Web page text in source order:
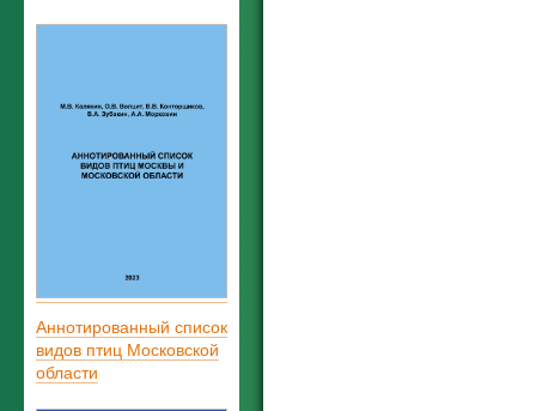
Аннотированный список
видов птиц Московской
области